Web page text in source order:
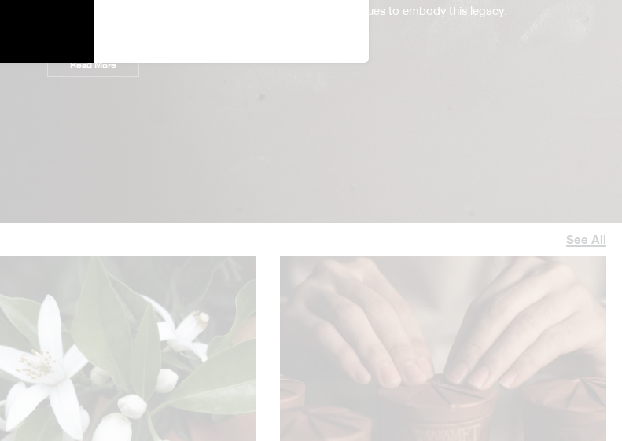
and spirit passed down through generations, Karmakamet continues to embody this legacy.
Read More
See All